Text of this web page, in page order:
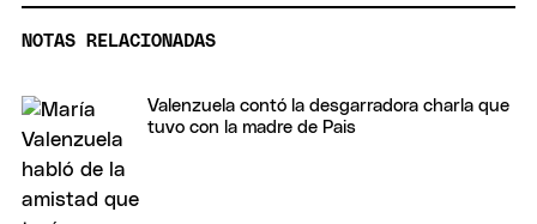
NOTAS RELACIONADAS
Valenzuela contó la desgarradora charla que
tuvo con la madre de Pais